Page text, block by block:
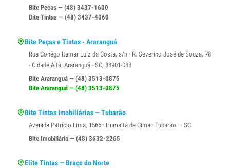
Bite Peças — (48) 3437-1600
Bite Tintas — (48) 3437-4060
Bite Peças e Tintas - Araranguá
Rua Conêgo Itamar Luiz da Costa, s/n · R. Severino José de Souza, 78
- Cidade Alta, Araranguá - SC, 88901-088
Bite Araranguá — (48) 3513-0875
Bite Araranguá — (48) 3513-0875
Bite Tintas Imobiliárias — Tubarão
Avenida Patrício Lima, 1566 · Humaitá de Cima · Tubarão — SC
Bite Imobiliária — (48) 3632-2265
Elite Tintas — Braço do Norte